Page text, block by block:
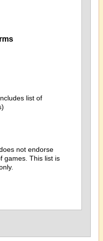
list of
not endorse
games. This list is